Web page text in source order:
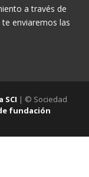
a través de
enviaremos las
SCI | © Sociedad
fundación